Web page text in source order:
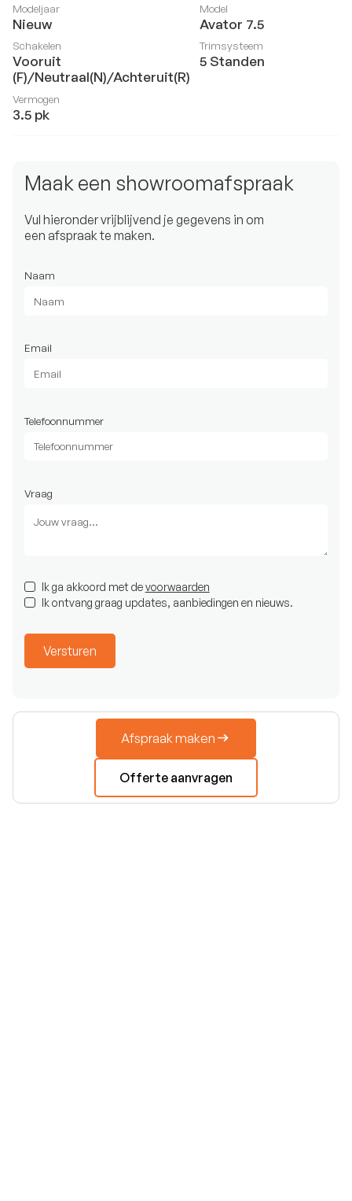
Modeljaar
Nieuw
Model
Avator 7.5
Schakelen
Vooruit
(F)/Neutraal(N)/Achteruit(R)
Trimsysteem
5 Standen
Vermogen
3.5 pk
Maak een showroomafspraak
Vul hieronder vrijblijvend je gegevens in om
een afspraak te maken.
Naam
Email
Telefoonnummer
Vraag
Ik ga akkoord met devoorwaarden
Ik ontvang graag updates, aanbiedingen en nieuws.
Afspraak maken
Offerte aanvragen